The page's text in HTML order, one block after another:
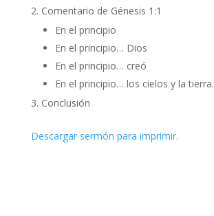
Comentario de Génesis 1:1
En el principio
En el principio… Dios
En el principio… creó
En el principio… los cielos y la tierra.
Conclusión
Descargar sermón para imprimir.